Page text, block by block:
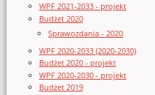
WPF 2021-2033 - projekt
Budżet 2020
Sprawozdania - 2020
WPF 2020-2033 (2020-2030)
Budżet 2020 - projekt
WPF 2020-2030 - projekt
Budżet 2019